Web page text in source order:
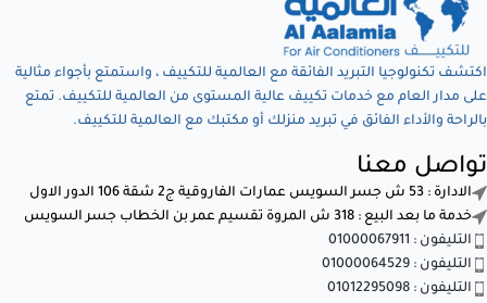
اكتشف تكنولوجيا التبريد الفائقة مع العالمية للتكييف ، واستمتع بأجواء مثالية
على مدار العام مع خدمات تكييف عالية المستوى من العالمية للتكييف. تمتع
بالراحة والأداء الفائق في تبريد منزلك أو مكتبك مع العالمية للتكييف.
تواصل معنا
الادارة : 53 ش جسر السويس عمارات الفاروقية ج2 شقة 106 الدور الاول
خدمة ما بعد البيع : 318 ش المروة تقسيم عمر بن الخطاب جسر السويس
التليفون : 01000067911
التليفون : 01000064529
التليفون : 01012295098